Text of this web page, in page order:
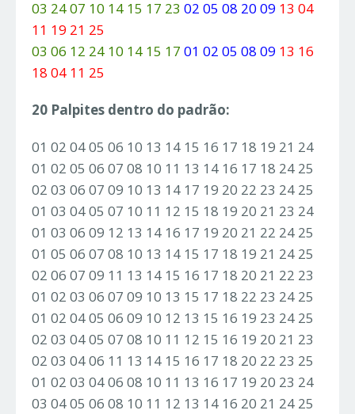
03 24 07 10 14 15 17 23 02 05 08 20 09 13 04
11 19 21 25
03 06 12 24 10 14 15 17 01 02 05 08 09 13 16
18 04 11 25
20 Palpites dentro do padrão:
01 02 04 05 06 10 13 14 15 16 17 18 19 21 24
01 02 05 06 07 08 10 11 13 14 16 17 18 24 25
02 03 06 07 09 10 13 14 17 19 20 22 23 24 25
01 03 04 05 07 10 11 12 15 18 19 20 21 23 24
01 03 06 09 12 13 14 16 17 19 20 21 22 24 25
01 05 06 07 08 10 13 14 15 17 18 19 21 24 25
02 06 07 09 11 13 14 15 16 17 18 20 21 22 23
01 02 03 06 07 09 10 13 15 17 18 22 23 24 25
01 02 04 05 06 09 10 12 13 15 16 19 23 24 25
02 03 04 05 07 08 10 11 12 15 16 19 20 21 23
02 03 04 06 11 13 14 15 16 17 18 20 22 23 25
01 02 03 04 06 08 10 11 13 16 17 19 20 23 24
03 04 05 06 08 10 11 12 13 14 16 20 21 24 25